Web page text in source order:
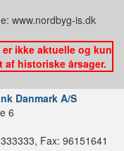
www.nordbyg-is.dk
er ikke aktuelle og kun
af historiske årsager.
Danmark A/S
6
Fax: 96151641